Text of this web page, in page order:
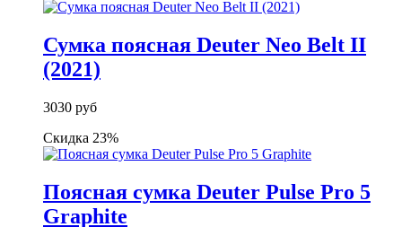
Сумка поясная Deuter Neo Belt II
(2021)
3030 руб
Скидка 23%
Поясная сумка Deuter Pulse Pro 5
Graphite